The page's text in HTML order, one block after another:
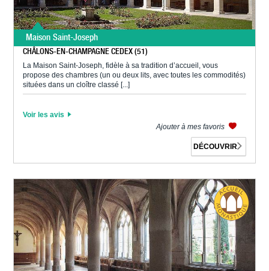
Maison Saint-Joseph
CHÂLONS-EN-CHAMPAGNE CEDEX (51)
La Maison Saint-Joseph, fidèle à sa tradition d’accueil, vous
propose des chambres (un ou deux lits, avec toutes les commodités)
situées dans un cloître classé [...]
Voir les avis
Ajouter à mes favoris
DÉCOUVRIR